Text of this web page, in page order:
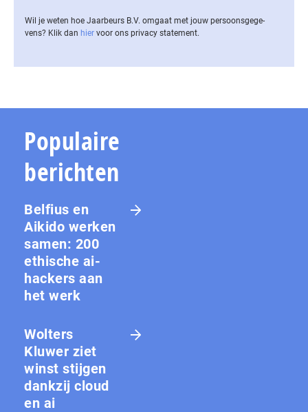
Wil je weten hoe Jaarbeurs B.V. omgaat met jouw per­soons­ge­ge­
vens? Klik dan hier voor ons privacy statement.
Populaire
berichten
Belfius en
Aikido werken
samen: 200
ethische ai-
hackers aan
het werk
Wolters
Kluwer ziet
winst stijgen
dankzij cloud
en ai